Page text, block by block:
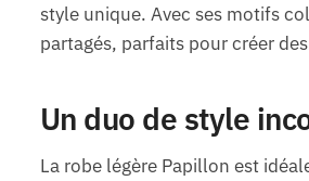
style unique. Avec ses motifs
partagés, parfaits pour créer
Un duo de style
La robe légère Papillon est